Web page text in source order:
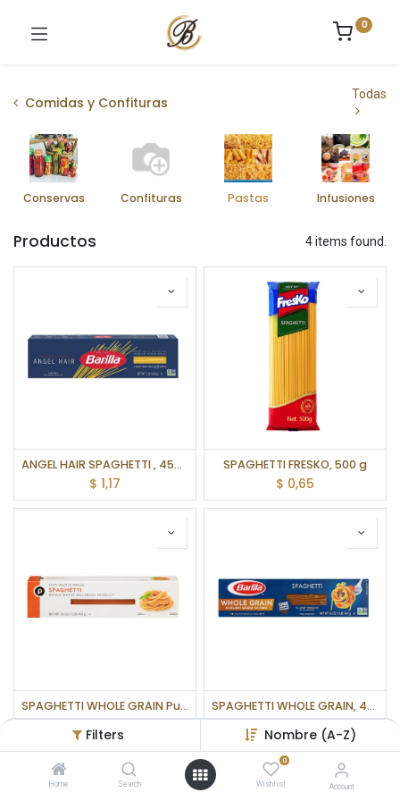
Filters Nombre (A-Z)
Home Search
0
Wishlist Account
0
Comidas y Confituras Todas
Conservas Confituras Pastas Infusiones
Productos 4 items found.
ANGEL HAIR SPAGHETTI , 454 g
$ 1,17
SPAGHETTI FRESKO, 500 g
$ 0,65
SPAGHETTI WHOLE GRAIN Publix, 1 lb
$0,72
SPAGHETTI WHOLE GRAIN, 454 g
$1,17